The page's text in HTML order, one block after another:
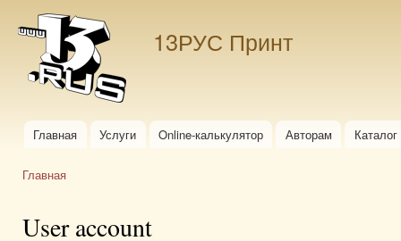
13РУС Принт
Главное меню
Главная Услуги Online-калькулятор Авторам
Главная
User account